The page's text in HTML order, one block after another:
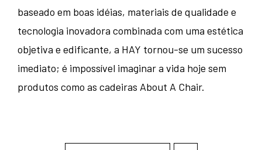
baseado em boas idéias, materiais de qualidade e
tecnologia inovadora combinada com uma estética
objetiva e edificante, a HAY tornou-se um sucesso
imediato; é impossível imaginar a vida hoje sem
produtos como as cadeiras About A Chair.